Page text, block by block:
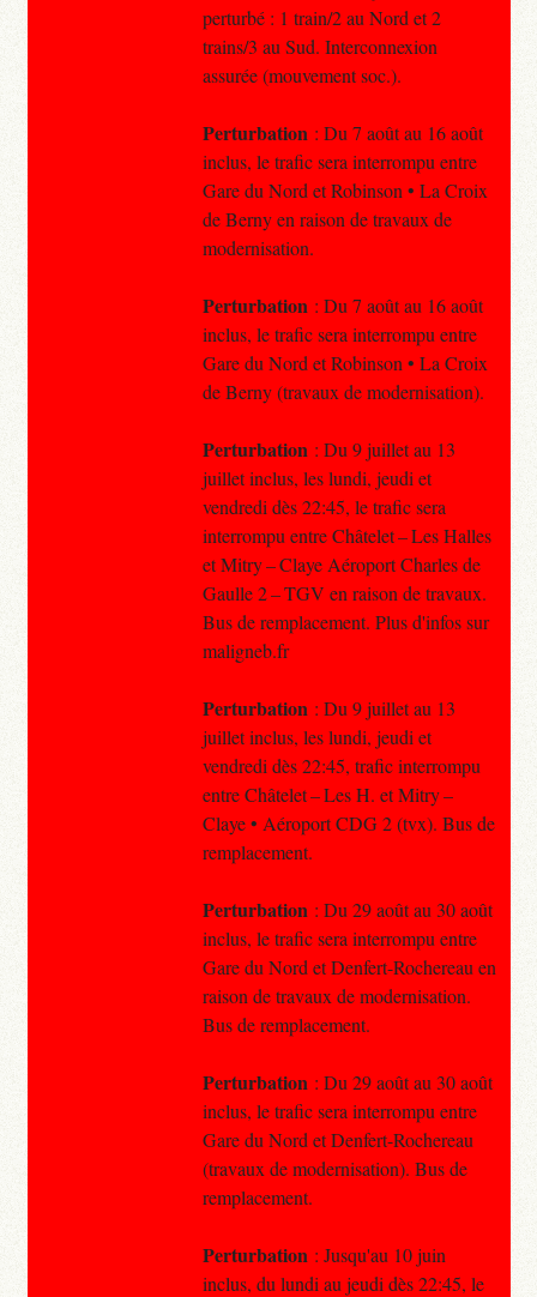
perturbé : 1 train/2 au Nord et 2
trains/3 au Sud. Interconnexion
assurée (mouvement soc.).
Perturbation : Du 7 août au 16 août
inclus, le trafic sera interrompu entre
Gare du Nord et Robinson • La Croix
de Berny en raison de travaux de
modernisation.
Perturbation : Du 7 août au 16 août
inclus, le trafic sera interrompu entre
Gare du Nord et Robinson • La Croix
de Berny (travaux de modernisation).
Perturbation : Du 9 juillet au 13
juillet inclus, les lundi, jeudi et
vendredi dès 22:45, le trafic sera
interrompu entre Châtelet – Les Halles
et Mitry – Claye Aéroport Charles de
Gaulle 2 – TGV en raison de travaux.
Bus de remplacement. Plus d'infos sur
maligneb.fr
Perturbation : Du 9 juillet au 13
juillet inclus, les lundi, jeudi et
vendredi dès 22:45, trafic interrompu
entre Châtelet – Les H. et Mitry –
Claye • Aéroport CDG 2 (tvx). Bus de
remplacement.
Perturbation : Du 29 août au 30 août
inclus, le trafic sera interrompu entre
Gare du Nord et Denfert-Rochereau en
raison de travaux de modernisation.
Bus de remplacement.
Perturbation : Du 29 août au 30 août
inclus, le trafic sera interrompu entre
Gare du Nord et Denfert-Rochereau
(travaux de modernisation). Bus de
remplacement.
Perturbation : Jusqu'au 10 juin
inclus, du lundi au jeudi dès 22:45, le